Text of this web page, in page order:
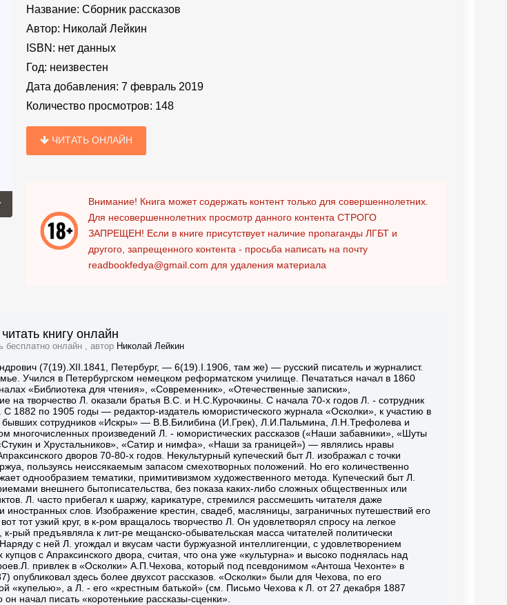
Название: Сборник рассказов
Автор: Николай Лейкин
ISBN: нет данных
Год: неизвестен
Дата добавления: 7 февраль 2019
Количество просмотров: 148
ЧИТАТЬ ОНЛАЙН
Внимание! Книга может содержать контент только для совершеннолетних.
Для несовершеннолетних просмотр данного контента СТРОГО
ЗАПРЕЩЕН! Если в книге присутствует наличие пропаганды ЛГБТ и
другого, запрещенного контента - просьба написать на почту
readbookfedya@gmail.com для удаления материала
книгу онлайн
бесплатно онлайн , автор Николай Лейкин
(7(19).XII.1841, Петербург, — 6(19).I.1906, там же) — русский писатель и журналист.
Учился в Петербургском немецком реформатском училище. Печататься начал в 1860
«Библиотека для чтения», «Современник», «Отечественные записки»,
на творчество Л. оказали братья В.С. и Н.С.Курочкины. С начала 70-х годов Л. - сотрудник
С 1882 по 1905 годы — редактор-издатель юмористического журнала «Осколки», к участию в
бывших сотрудников «Искры» — В.В.Билибина (И.Грек), Л.И.Пальмина, Л.Н.Трефолева и
многочисленных произведений Л. - юмористических рассказов («Наши забавники», «Шуты
и Хрустальников», «Сатир и нимфа», «Наши за границей») — являлись нравы
дворов 70-80-х годов. Некультурный купеческий быт Л. изображал с точки
пользуясь неиссякаемым запасом смехотворных положений. Но его количественно
однообразием тематики, примитивизмом художественного метода. Купеческий быт Л.
внешнего бытописательства, без показа каких-либо сложных общественных или
Л. часто прибегал к шаржу, карикатуре, стремился рассмешить читателя даже
иностранных слов. Изображение крестин, свадеб, масляницы, заграничных путешествий его
тот узкий круг, в к-ром вращалось творчество Л. Он удовлетворял спросу на легкое
к-рый предъявляла к лит-ре мещанско-обывательская масса читателей политически
с ней Л. угождал и вкусам части буржуазной интеллигенции, с удовлетворением
с Апраксинского двора, считая, что она уже «культурна» и высоко поднялась над
привлек в «Осколки» А.П.Чехова, который под псевдонимом «Антоша Чехонте» в
опубликовал здесь более двухсот рассказов. «Осколки» были для Чехова, по его
«купелью», а Л. - его «крестным батькой» (см. Письмо Чехова к Л. от 27 декабря 1887
он начал писать «коротенькие рассказы-сценки».